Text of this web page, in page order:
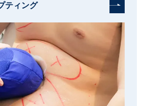
ティング